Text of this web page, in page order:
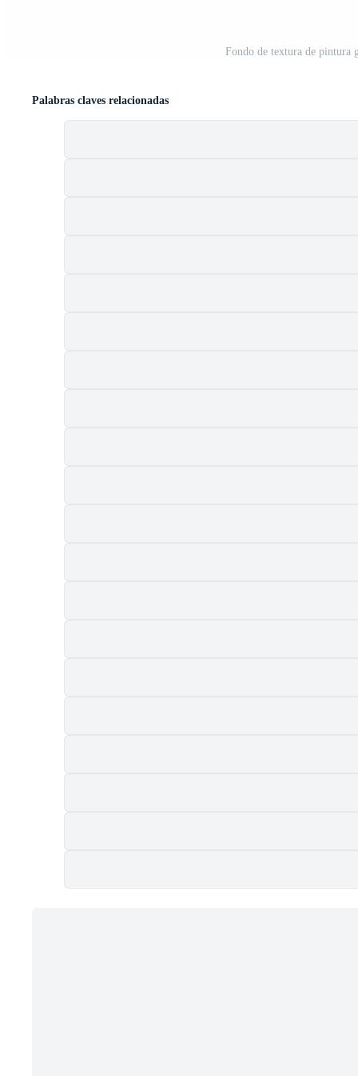
Fondo de textura de pintura
Palabras claves relacionadas